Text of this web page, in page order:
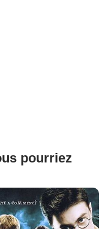
pourriez